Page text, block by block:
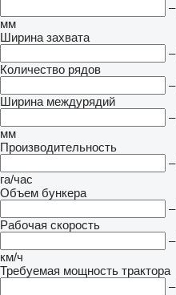
–
мм
Ширина захвата
–
Количество рядов
–
Ширина междурядий
–
мм
Производительность
–
га/час
Объем бункера
–
Рабочая скорость
–
км/ч
Требуемая мощность трактора
–